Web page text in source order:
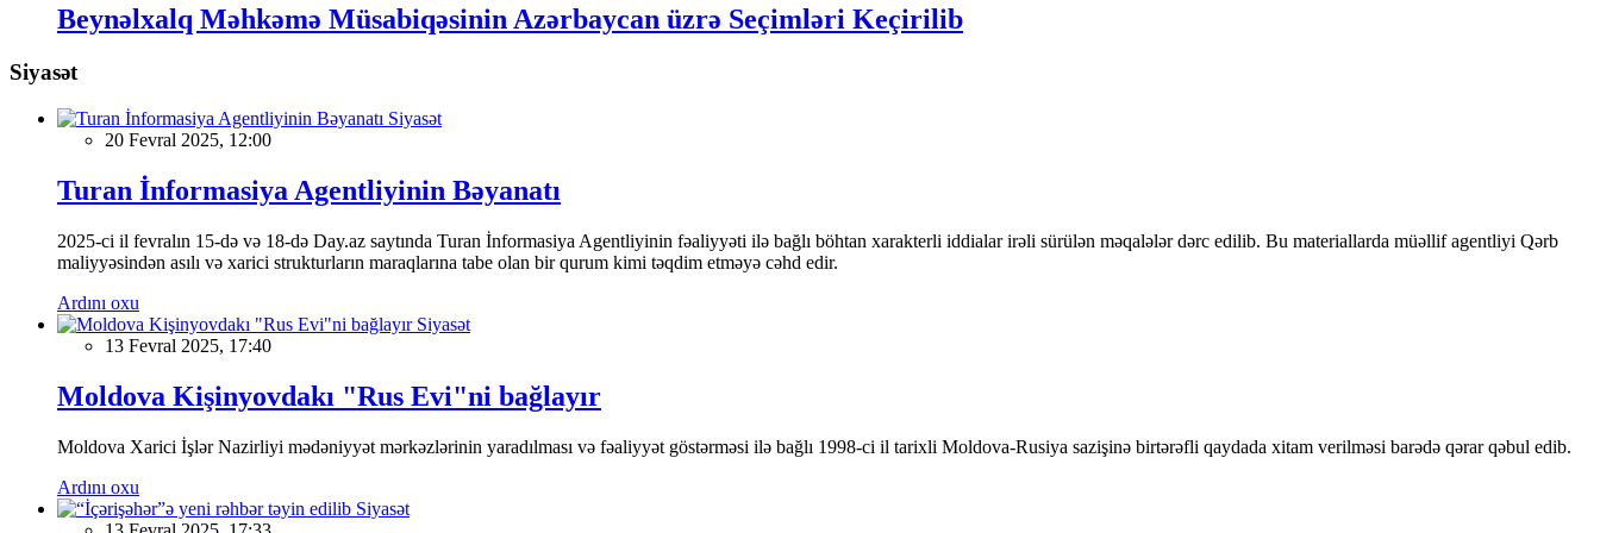
Beynəlxalq Məhkəmə Müsabiqəsinin Azərbaycan üzrə Seçimləri Keçirilib
Siyasət
Siyasət
20 Fevral 2025, 12:00
Turan İnformasiya Agentliyinin Bəyanatı
2025-ci il fevralın 15-də və 18-də Day.az saytında Turan İnformasiya Agentliyinin fəaliyyəti ilə bağlı böhtan xarakterli iddialar irəli sürülən məqalələr dərc edilib. Bu materiallarda müəllif agentliyi Qərb
maliyyəsindən asılı və xarici strukturların maraqlarına tabe olan bir qurum kimi təqdim etməyə cəhd edir.
Ardını oxu
Siyasət
13 Fevral 2025, 17:40
Moldova Kişinyovdakı "Rus Evi"ni bağlayır
Moldova Xarici İşlər Nazirliyi mədəniyyət mərkəzlərinin yaradılması və fəaliyyət göstərməsi ilə bağlı 1998-ci il tarixli Moldova-Rusiya sazişinə birtərəfli qaydada xitam verilməsi barədə qərar qəbul edib.
Ardını oxu
Siyasət